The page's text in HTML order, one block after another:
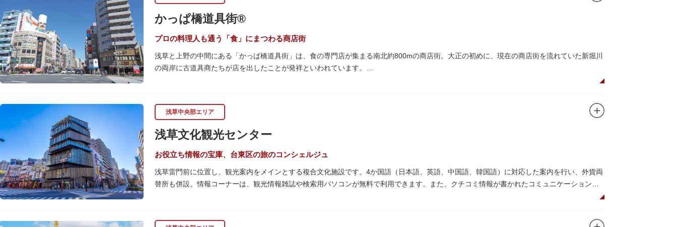
かっぱ橋道具街®
プロの料理人も通う「食」にまつわる商店街
浅草と上野の中間にある「かっぱ橋道具街」は、食の専門店が集まる南北約800mの商店街。大正の初めに、現在の商店街を流れていた新堀川
の両岸に古道具商たちが店を出したことが発祥といわれています。
関東大震災後に川は塞がれ、現在はプロ仕様の調理器具や厨房機器、食器、包材、調理衣装など「食」にまつわる約170軒の専門店が集まる個
すすめです。食品サンプル作り体験ができるお店もありますよ。
毎年、道具の日である10月9日前後に開催される「かっぱ橋道具まつり」では、各店舗がおすすめ商品や掘り出しものを販売。また、年ごとに
異なる様々な催しものも行われます。
浅草中央部エリア
浅草文化観光センター
お役立ち情報の宝庫、台東区の旅のコンシェルジュ
浅草雷門前に位置し、観光案内をメインとする複合文化施設です。4か国語（日本語、英語、中国語、韓国語）に対応した案内を行い、外貨両
替所も併設。情報コーナーは、観光情報雑誌や検索用パソコンが無料で利用できます。また、クチコミ情報が書かれたコミュニケーションボ
ここを訪れたなら、8階の展望テラスも必見です。雷門から浅草寺へと続く仲見世や、隅田川や東京スカイツリーも一望できるビュースポット